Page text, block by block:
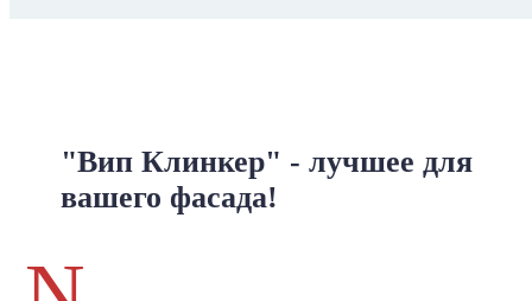
"Вип Клинкер" - лучшее для
вашего фасада!